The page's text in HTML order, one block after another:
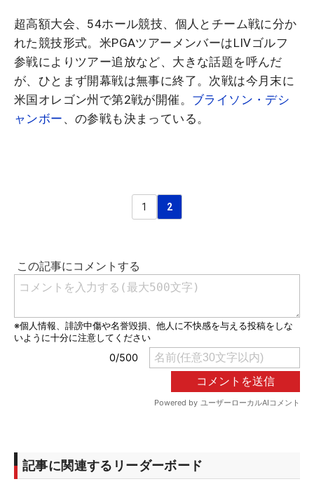
超高額大会、54ホール競技、個人とチーム戦に分か
れた競技形式。米PGAツアーメンバーはLIVゴルフ
参戦によりツアー追放など、大きな話題を呼んだ
が、ひとまず開幕戦は無事に終了。次戦は今月末に
米国オレゴン州で第2戦が開催。 ブライソン・デシ
ャンボー 、の参戦も決まっている。
1 2
記事に関連するリーダーボード